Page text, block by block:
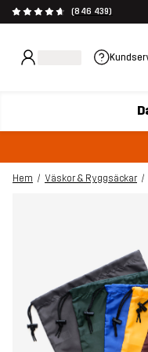
(846 439)
Hem Väskor & Ryggsäckar